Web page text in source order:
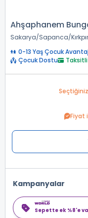
Ahşaphanem
Sakarya Sapanca
0-13 Yaş Çocuk
Çocuk Dostu
Taksitli
Fiyat
Kampanyalar
Sepette ek %8'e